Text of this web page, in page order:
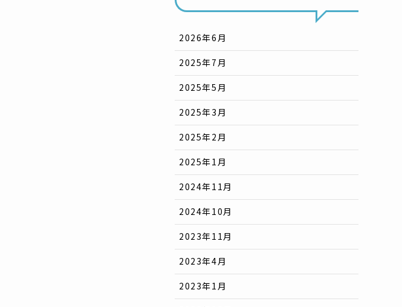
2026年6月
2025年7月
2025年5月
2025年3月
2025年2月
2025年1月
2024年11月
2024年10月
2023年11月
2023年4月
2023年1月